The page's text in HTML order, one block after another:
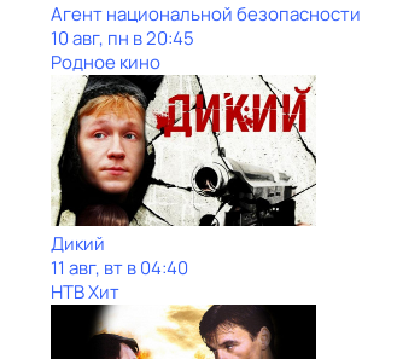
Агент национальной безопасности
10 авг, пн в 20:45
Родное кино
Дикий
11 авг, вт в 04:40
НТВ Хит